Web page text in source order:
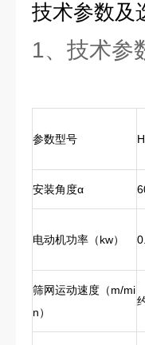
技术参数及
1、技术参
参数型号
安装角度α
电动机功率（kw）
筛网运动速度（m/mi
n）